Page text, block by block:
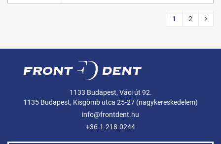
1 2
1133 Budapest, Váci út 92.
1135 Budapest, Kisgömb utca 25-27 (nagykereskedelem)
info@frontdent.hu
+36-1-218-0244